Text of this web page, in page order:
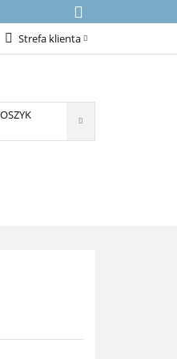
Strefa klienta
Załóż konto
Dodaj zgłoszenie
Zgody cookies